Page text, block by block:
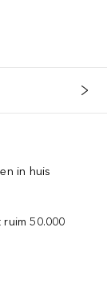
in huis
50.000